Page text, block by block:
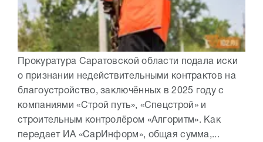
Прокуратура Саратовской области подала иски
о признании недействительными контрактов на
благоустройство, заключённых в 2025 году с
компаниями «Строй путь», «Спецстрой» и
строительным контролёром «Алгоритм». Как
передает ИА «СарИнформ», общая сумма,...